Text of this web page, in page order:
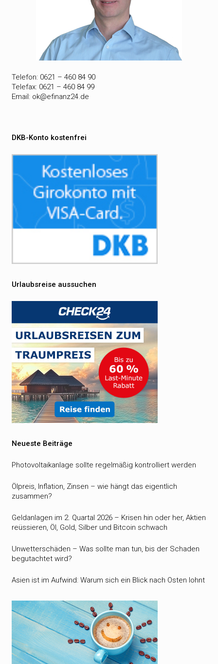
Telefon: 0621 – 460 84 90
Telefax: 0621 – 460 84 99
Email: ok@efinanz24.de
DKB-Konto kostenfrei
Urlaubsreise aussuchen
Neueste Beiträge
Photovoltaikanlage sollte regelmäßig kontrolliert werden
Ölpreis, Inflation, Zinsen – wie hängt das eigentlich
zusammen?
Geldanlagen im 2. Quartal 2026 – Krisen hin oder her, Aktien
reüssieren, Öl, Gold, Silber und Bitcoin schwach
Unwetterschäden – Was sollte man tun, bis der Schaden
begutachtet wird?
Asien ist im Aufwind: Warum sich ein Blick nach Osten lohnt